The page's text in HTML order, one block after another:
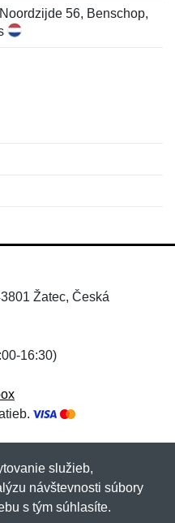
56, Benschop,
Žatec, Česká
16:30)
služieb,
návštevnosti súbory
s tým súhlasíte.